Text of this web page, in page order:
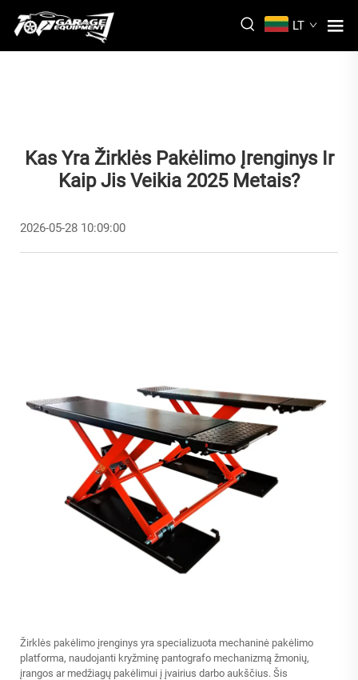
LT
Kas Yra Žirklės Pakėlimo Įrenginys Ir
Kaip Jis Veikia 2025 Metais?
2026-05-28 10:09:00
Žirklės pakėlimo įrenginys yra specializuota mechaninė pakėlimo
platforma, naudojanti kryžminę pantografo mechanizmą žmonių,
įrangos ar medžiagų pakėlimui į įvairius darbo aukščius. Šis